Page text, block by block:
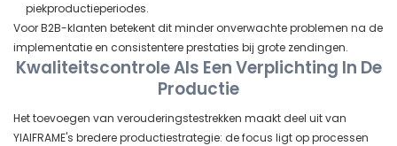
piekproductieperiodes.
Voor B2B-klanten betekent dit minder onverwachte problemen na de
implementatie en consistentere prestaties bij grote zendingen.
Kwaliteitscontrole Als Een Verplichting In De
Productie
Het toevoegen van verouderingstestrekken maakt deel uit van
YIAIFRAME's bredere productiestrategie: de focus ligt op processen